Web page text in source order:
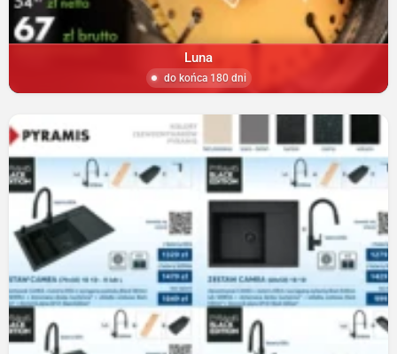
Luna
do końca 180 dni